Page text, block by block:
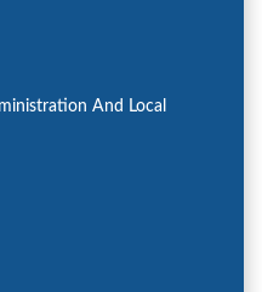
And Local